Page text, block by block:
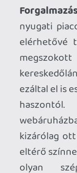
verekedős
Nintendo
igényeit, ha
talán érdemes
Amikor
bejegyzést,
terveztem a
végéig
ajándék fél éves
egy exkluzív
előrébb